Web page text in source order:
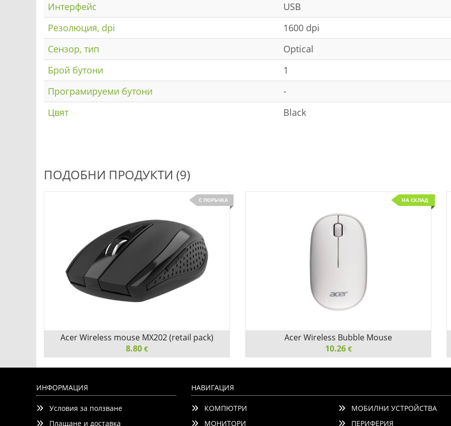
Интерфейс
USB
Резолюция, dpi
1600 dpi
Сензор, тип
Optical
Брой бутони
1
Програмируеми бутони
-
Цвят
Black
ПОДОБНИ ПРОДУКТИ (9)
С ПОРЪЧКА
Acer Wireless mouse MX202 (retail pack)
8.80 €
НА СКЛАД
Acer Wireless Bubble Mouse
10.26 €
ИНФОРМАЦИЯ
Условия за ползване
Плащане и доставка
НАВИГАЦИЯ
КОМПЮТРИ
МОБИЛНИ УСТРОЙСТВА
МОНИТОРИ
ПЕРИФЕРИЯ